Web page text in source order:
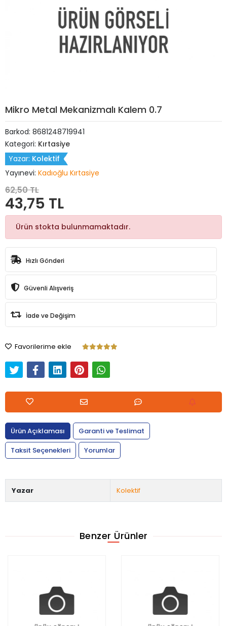
Mikro Metal Mekanizmalı Kalem 0.7
Barkod: 8681248719941
Kategori: Kırtasiye
Yazar: Kolektif
Yayınevi: Kadıoğlu Kırtasiye
62,50 TL
43,75 TL
Ürün stokta bulunmamaktadır.
Hızlı Gönderi
Güvenli Alışveriş
İade ve Değişim
Favorilerime ekle
Ürün Açıklaması
Garanti ve Teslimat
Taksit Seçenekleri
Yorumlar
Yazar Kolektif
Benzer Ürünler